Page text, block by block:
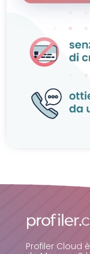
Profiler Cloud